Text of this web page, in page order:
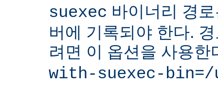
suexec 바이너리 경
버에 기록되야 한다.
려면 이 옵션을 사용
with-suexec-